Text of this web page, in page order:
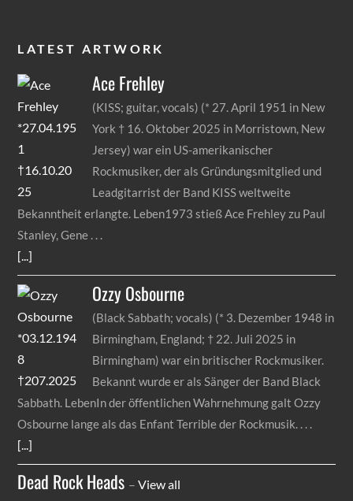
LATEST ARTWORK
AceFrehley
(KISS; guitar, vocals) (* 27. April 1951 in New
York † 16. Oktober 2025 in Morristown, New
Jersey) war ein US-amerikanischer
Rockmusiker, der als Gründungsmitglied und
Leadgitarrist der Band KISS weltweite
Bekanntheit erlangte. Leben1973 stieß Ace Frehley zu Paul
Stanley, Gene
[...]
OzzyOsbourne
(Black Sabbath; vocals) (* 3. Dezember 1948 in
Birmingham, England; † 22. Juli 2025 in
Birmingham) war ein britischer Rockmusiker.
Bekannt wurde er als Sänger der Band Black
Sabbath. LebenIn der öffentlichen Wahrnehmung galt Ozzy
Osbourne lange als das Enfant Terrible der Rockmusik.
[...]
Dead Rock Heads –View all